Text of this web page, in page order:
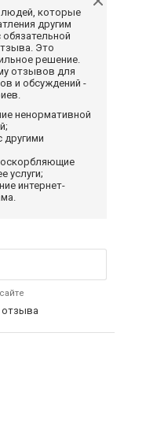
людей, которые
другим
Это
решение.
отзывов для
и обсуждений -
ненормативной
другими
оскорбляющие
услуги;
интернет-
отзыва